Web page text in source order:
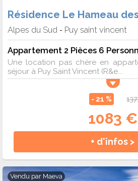
Résidence Le Hameau
Alpes du Sud - Puy saint vincent
Une location pas chère en
séjour à Puy Saint Vincent (R&e...
- 21 %
1083 €
+ d'infos >
Vendu par Maeva